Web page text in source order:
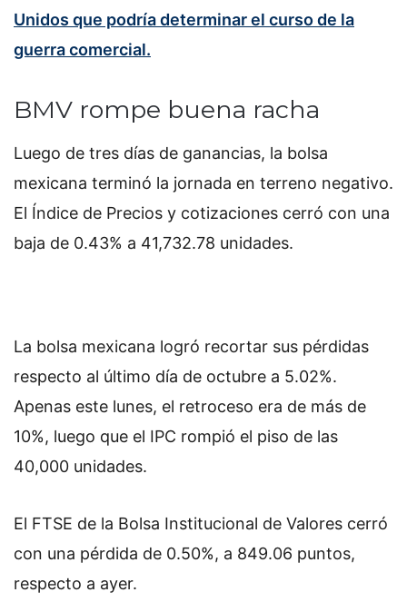
Unidos que podría determinar el curso de la
guerra comercial.
BMV rompe buena racha
Luego de tres días de ganancias, la bolsa
mexicana terminó la jornada en terreno negativo.
El Índice de Precios y cotizaciones cerró con una
baja de 0.43% a 41,732.78 unidades.
La bolsa mexicana logró recortar sus pérdidas
respecto al último día de octubre a 5.02%.
Apenas este lunes, el retroceso era de más de
10%, luego que el IPC rompió el piso de las
40,000 unidades.
El FTSE de la Bolsa Institucional de Valores cerró
con una pérdida de 0.50%, a 849.06 puntos,
respecto a ayer.